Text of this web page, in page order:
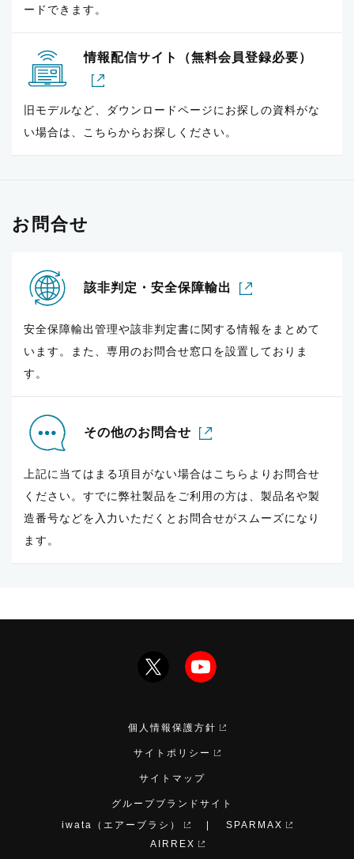
ードできます。
情報配信サイト（無料会員登録必要）
旧モデルなど、ダウンロードページにお探しの資料がな
い場合は、こちらからお探しください。
お問合せ
該非判定・安全保障輸出
安全保障輸出管理や該非判定書に関する情報をまとめて
います。また、専用のお問合せ窓口を設置しておりま
す。
その他のお問合せ
上記に当てはまる項目がない場合はこちらよりお問合せ
ください。すでに弊社製品をご利用の方は、製品名や製
造番号などを入力いただくとお問合せがスムーズになり
ます。
個人情報保護方針
サイトポリシー
サイトマップ
グループブランドサイト
iwata（エアーブラシ）
SPARMAX
AIRREX